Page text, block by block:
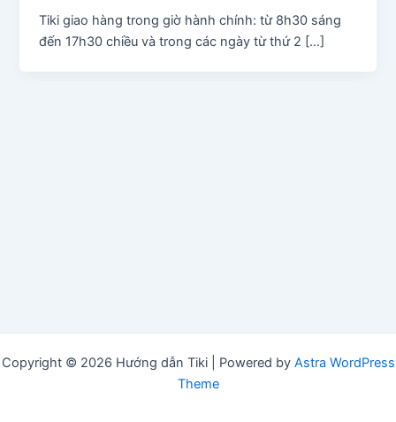
Tiki giao hàng trong giờ hành chính: từ 8h30 sáng
đến 17h30 chiều và trong các ngày từ thứ 2 […]
Copyright © 2026 Hướng dẫn Tiki | Powered by Astra WordPress
Theme